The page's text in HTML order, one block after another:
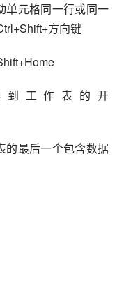
单元格同一行或同一
方向键
工作表的开
的最后一个包含数据